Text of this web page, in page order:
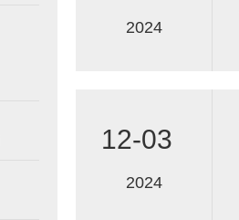
2024
12-03
2024